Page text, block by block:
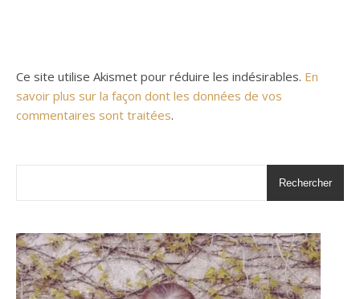
Ce site utilise Akismet pour réduire les indésirables. En
savoir plus sur la façon dont les données de vos
commentaires sont traitées.
Rechercher